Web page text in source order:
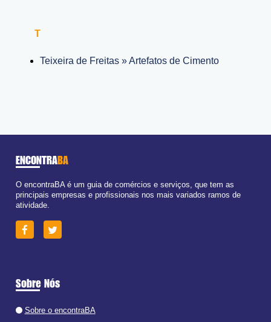
T
Teixeira de Freitas » Artefatos de Cimento
ENCONTRABA
O encontraBA é um guia de comércios e serviços, que tem as
principais empresas e profissionais nos mais variados ramos de
atividade.
Sobre Nós
Sobre o encontraBA